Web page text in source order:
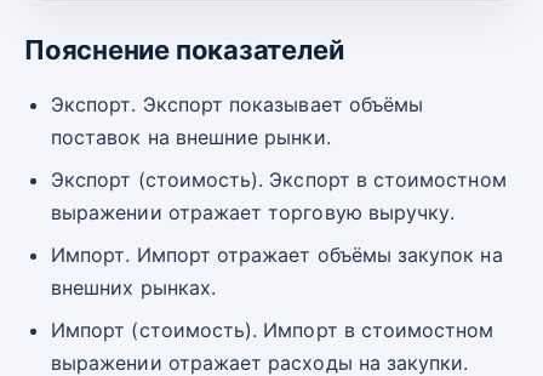
Пояснение показателей
Экспорт. Экспорт показывает объёмы
поставок на внешние рынки.
Экспорт (стоимость). Экспорт в стоимостном
выражении отражает торговую выручку.
Импорт. Импорт отражает объёмы закупок на
внешних рынках.
Импорт (стоимость). Импорт в стоимостном
выражении отражает расходы на закупки.